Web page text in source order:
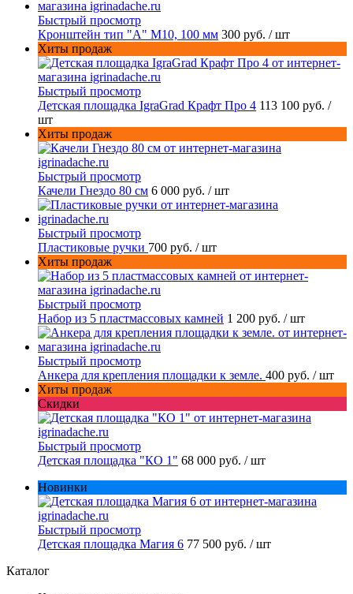
Быстрый просмотр
Кронштейн тип "A" M10, 100 мм 300 руб. / шт
Хиты продаж
Быстрый просмотр
Детская площадка IgraGrad Крафт Про 4 113 100 руб. /
шт
Хиты продаж
Быстрый просмотр
Качели Гнездо 80 см 6 000 руб. / шт
Быстрый просмотр
Пластиковые ручки 700 руб. / шт
Хиты продаж
Быстрый просмотр
Набор из 5 пластмассовых камней 1 200 руб. / шт
Быстрый просмотр
Анкера для крепления площадки к земле. 400 руб. / шт
Хиты продаж
Скидки
Быстрый просмотр
Детская площадка "КО 1" 68 000 руб. / шт
Новинки
Быстрый просмотр
Детская площадка Магия 6 77 500 руб. / шт
Каталог